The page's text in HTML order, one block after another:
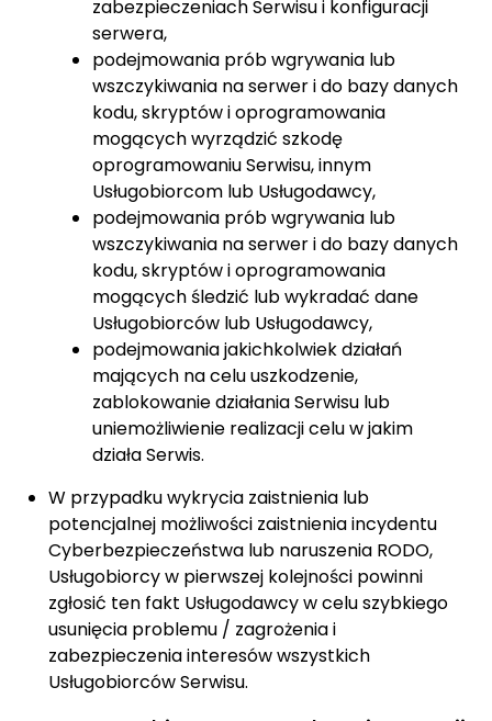
zabezpieczeniach Serwisu i konfiguracji
serwera,
podejmowania prób wgrywania lub
wszczykiwania na serwer i do bazy danych
kodu, skryptów i oprogramowania
mogących wyrządzić szkodę
oprogramowaniu Serwisu, innym
Usługobiorcom lub Usługodawcy,
podejmowania prób wgrywania lub
wszczykiwania na serwer i do bazy danych
kodu, skryptów i oprogramowania
mogących śledzić lub wykradać dane
Usługobiorców lub Usługodawcy,
podejmowania jakichkolwiek działań
mających na celu uszkodzenie,
zablokowanie działania Serwisu lub
uniemożliwienie realizacji celu w jakim
działa Serwis.
W przypadku wykrycia zaistnienia lub
potencjalnej możliwości zaistnienia incydentu
Cyberbezpieczeństwa lub naruszenia RODO,
Usługobiorcy w pierwszej kolejności powinni
zgłosić ten fakt Usługodawcy w celu szybkiego
usunięcia problemu / zagrożenia i
zabezpieczenia interesów wszystkich
Usługobiorców Serwisu.